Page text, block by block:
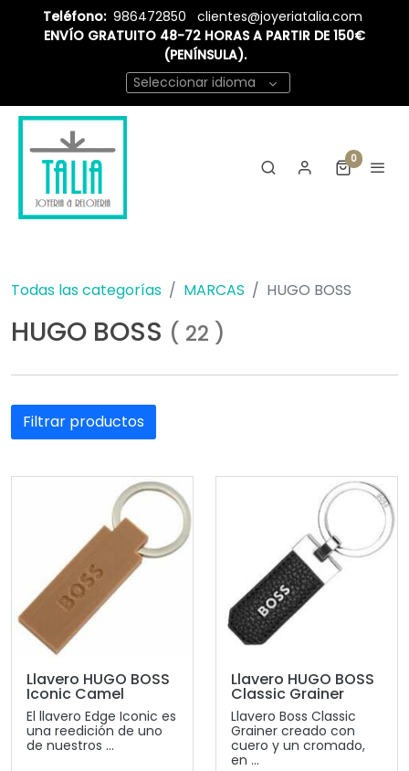
Teléfono: 986472850
clientes@joyeriatalia.com
ENVÍO GRATUITO 48-72 HORAS A PARTIR DE 150€
(PENÍNSULA).
Seleccionar idioma
0
Todas las categorías MARCAS HUGO BOSS
HUGO BOSS ( 22 )
Filtrar productos
Llavero HUGO BOSS
Iconic Camel
El llavero Edge Iconic es
una reedición de uno
de nuestros ...
Llavero HUGO BOSS
Classic Grainer
Llavero Boss Classic
Grainer creado con
cuero y un cromado,
en ...